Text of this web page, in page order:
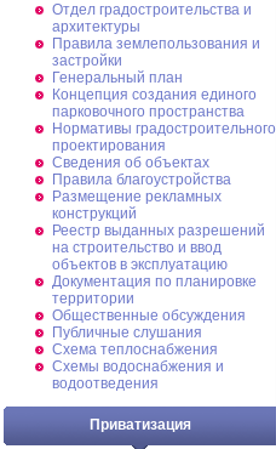
Отдел градостроительства и
архитектуры
Правила землепользования и
застройки
Генеральный план
Концепция создания единого
парковочного пространства
Нормативы градостроительного
проектирования
Сведения об объектах
Правила благоустройства
Размещение рекламных
конструкций
Реестр выданных разрешений
на строительство и ввод
объектов в эксплуатацию
Документация по планировке
территории
Общественные обсуждения
Публичные слушания
Схема теплоснабжения
Схемы водоснабжения и
водоотведения
Приватизация